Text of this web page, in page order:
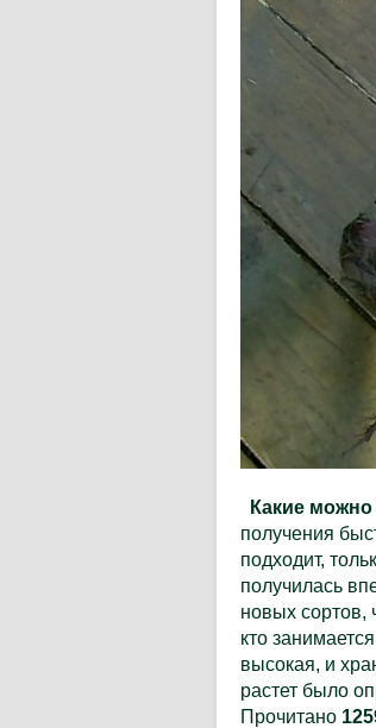
Какие
получения
подходит,
получилась
новых сортов,
кто
высокая, и
растет было
Прочитано